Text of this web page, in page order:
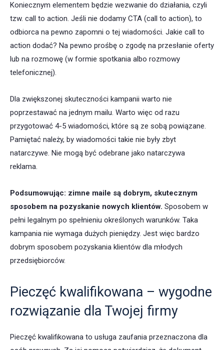
Koniecznym elementem będzie wezwanie do działania, czyli
tzw. call to action. Jeśli nie dodamy CTA (call to action), to
odbiorca na pewno zapomni o tej wiadomości. Jakie call to
action dodać? Na pewno prośbę o zgodę na przesłanie oferty
lub na rozmowę (w formie spotkania albo rozmowy
telefonicznej).
Dla zwiększonej skuteczności kampanii warto nie
poprzestawać na jednym mailu. Warto więc od razu
przygotować 4-5 wiadomości, które są ze sobą powiązane.
Pamiętać należy, by wiadomości takie nie były zbyt
natarczywe. Nie mogą być odebrane jako natarczywa
reklama.
Podsumowując: zimne maile są dobrym, skutecznym
sposobem na pozyskanie nowych klientów. Sposobem w
pełni legalnym po spełnieniu określonych warunków. Taka
kampania nie wymaga dużych pieniędzy. Jest więc bardzo
dobrym sposobem pozyskania klientów dla młodych
przedsiębiorców.
Pieczęć kwalifikowana – wygodne
rozwiązanie dla Twojej firmy
Pieczęć kwalifikowana to usługa zaufania przeznaczona dla